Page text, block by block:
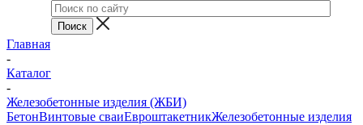
Главная
-
Каталог
-
Железобетонные изделия (ЖБИ)
БетонВинтовые сваиЕвроштакетникЖелезобетонные изделия